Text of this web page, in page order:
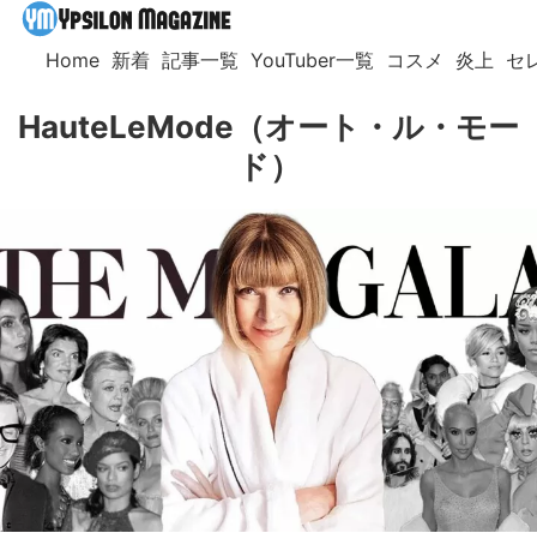
Home 新着 記事一覧 YouTuber一覧 コスメ 炎上 セ
HauteLeMode（オート・ル・モー
ド）